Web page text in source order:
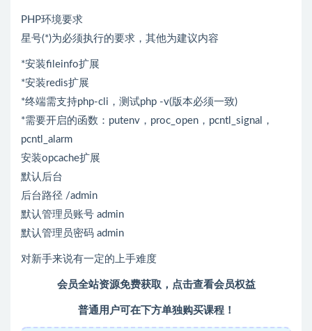
PHP环境要求
星号(*)为必须执行的要求，其他为建议内容
*安装fileinfo扩展
*安装redis扩展
*终端需支持php-cli，测试php -v(版本必须一致)
*需要开启的函数：putenv，proc_open，pcntl_signal，
pcntl_alarm
安装opcache扩展
默认后台
后台路径 /admin
默认管理员账号 admin
默认管理员密码 admin
对新手来说有一定的上手难度
会员全站资源免费获取，点击查看会员权益
普通用户可在下方单独购买课程！